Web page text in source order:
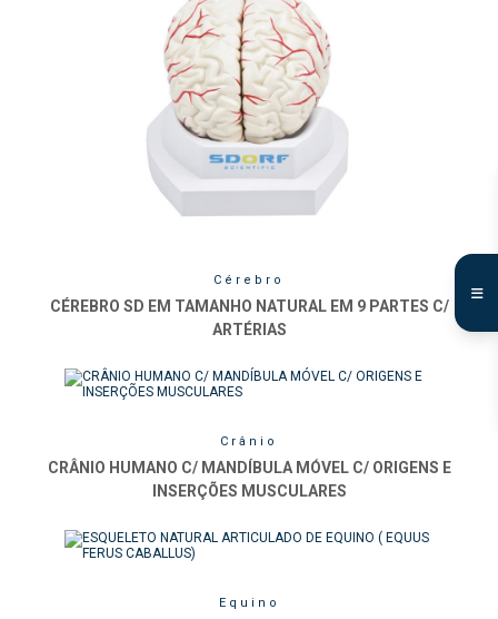
Cérebro
CÉREBRO SD EM TAMANHO NATURAL EM 9 PARTES C/
ARTÉRIAS
Crânio
CRÂNIO HUMANO C/ MANDÍBULA MÓVEL C/ ORIGENS E
INSERÇÕES MUSCULARES
Equino